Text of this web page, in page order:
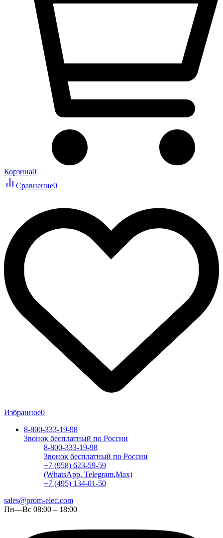
Корзина0
Сравнение0
Избранное0
8-800-333-19-98
Звонок бесплатный по России
8-800-333-19-98
Звонок бесплатный по России
+7 (958) 623-59-59
(WhatsApp, Telegram,Max)
+7 (495) 134-01-50
sales@prom-elec.com
Пн—Вс 08:00 – 18:00